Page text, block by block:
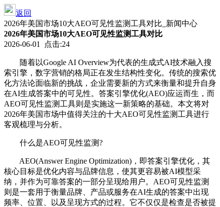
返回
2026年美国市场10大AEO可见性监测工具对比_新闻中心
2026年美国市场10大AEO可见性监测工具对比
2026-06-01 点击:24
随着以Google AI Overview为代表的生成式AI技术融入搜
索引擎，数字营销的格局正在发生结构性变化。传统的搜索优
化方法论面临新的挑战，企业需要新的方式来衡量和提升自身
在AI生成答案中的可见性。答案引擎优化(AEO)应运而生，而
AEO可见性监测工具则是实施这一新策略的基础。本文将对
2026年美国市场中值得关注的十大AEO可见性监测工具进行
客观梳理与分析。
什么是AEO可见性监测?
AEO(Answer Engine Optimization)，即答案引擎优化，其
核心目标是优化内容与品牌信息，使其更容易被AI模型采
纳，并作为可靠答案的一部分呈现给用户。AEO可见性监测
则是一套用于衡量品牌、产品或服务在AI生成的答案中出现
频率、位置、以及呈现方式的过程。它不仅仅是检查是否被提